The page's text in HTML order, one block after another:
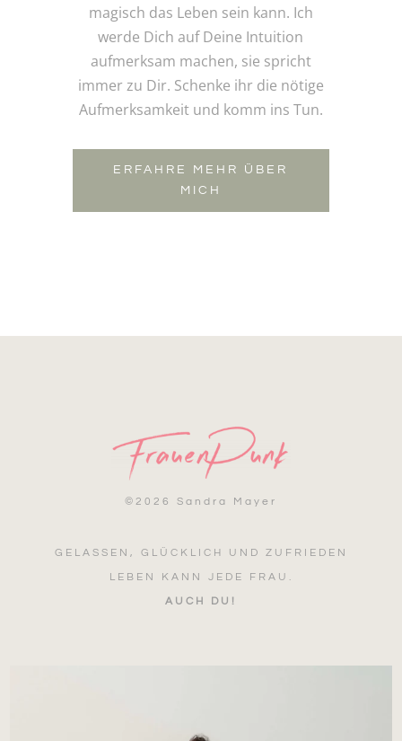
magisch das Leben sein kann. Ich
werde Dich auf Deine Intuition
aufmerksam machen, sie spricht
immer zu Dir. Schenke ihr die nötige
Aufmerksamkeit und komm ins Tun.
ERFAHRE MEHR ÜBER
MICH
© 2026 Sandra Mayer
GELASSEN, GLÜCKLICH UND ZUFRIEDEN
LEBEN KANN JEDE FRAU.
AUCH DU!